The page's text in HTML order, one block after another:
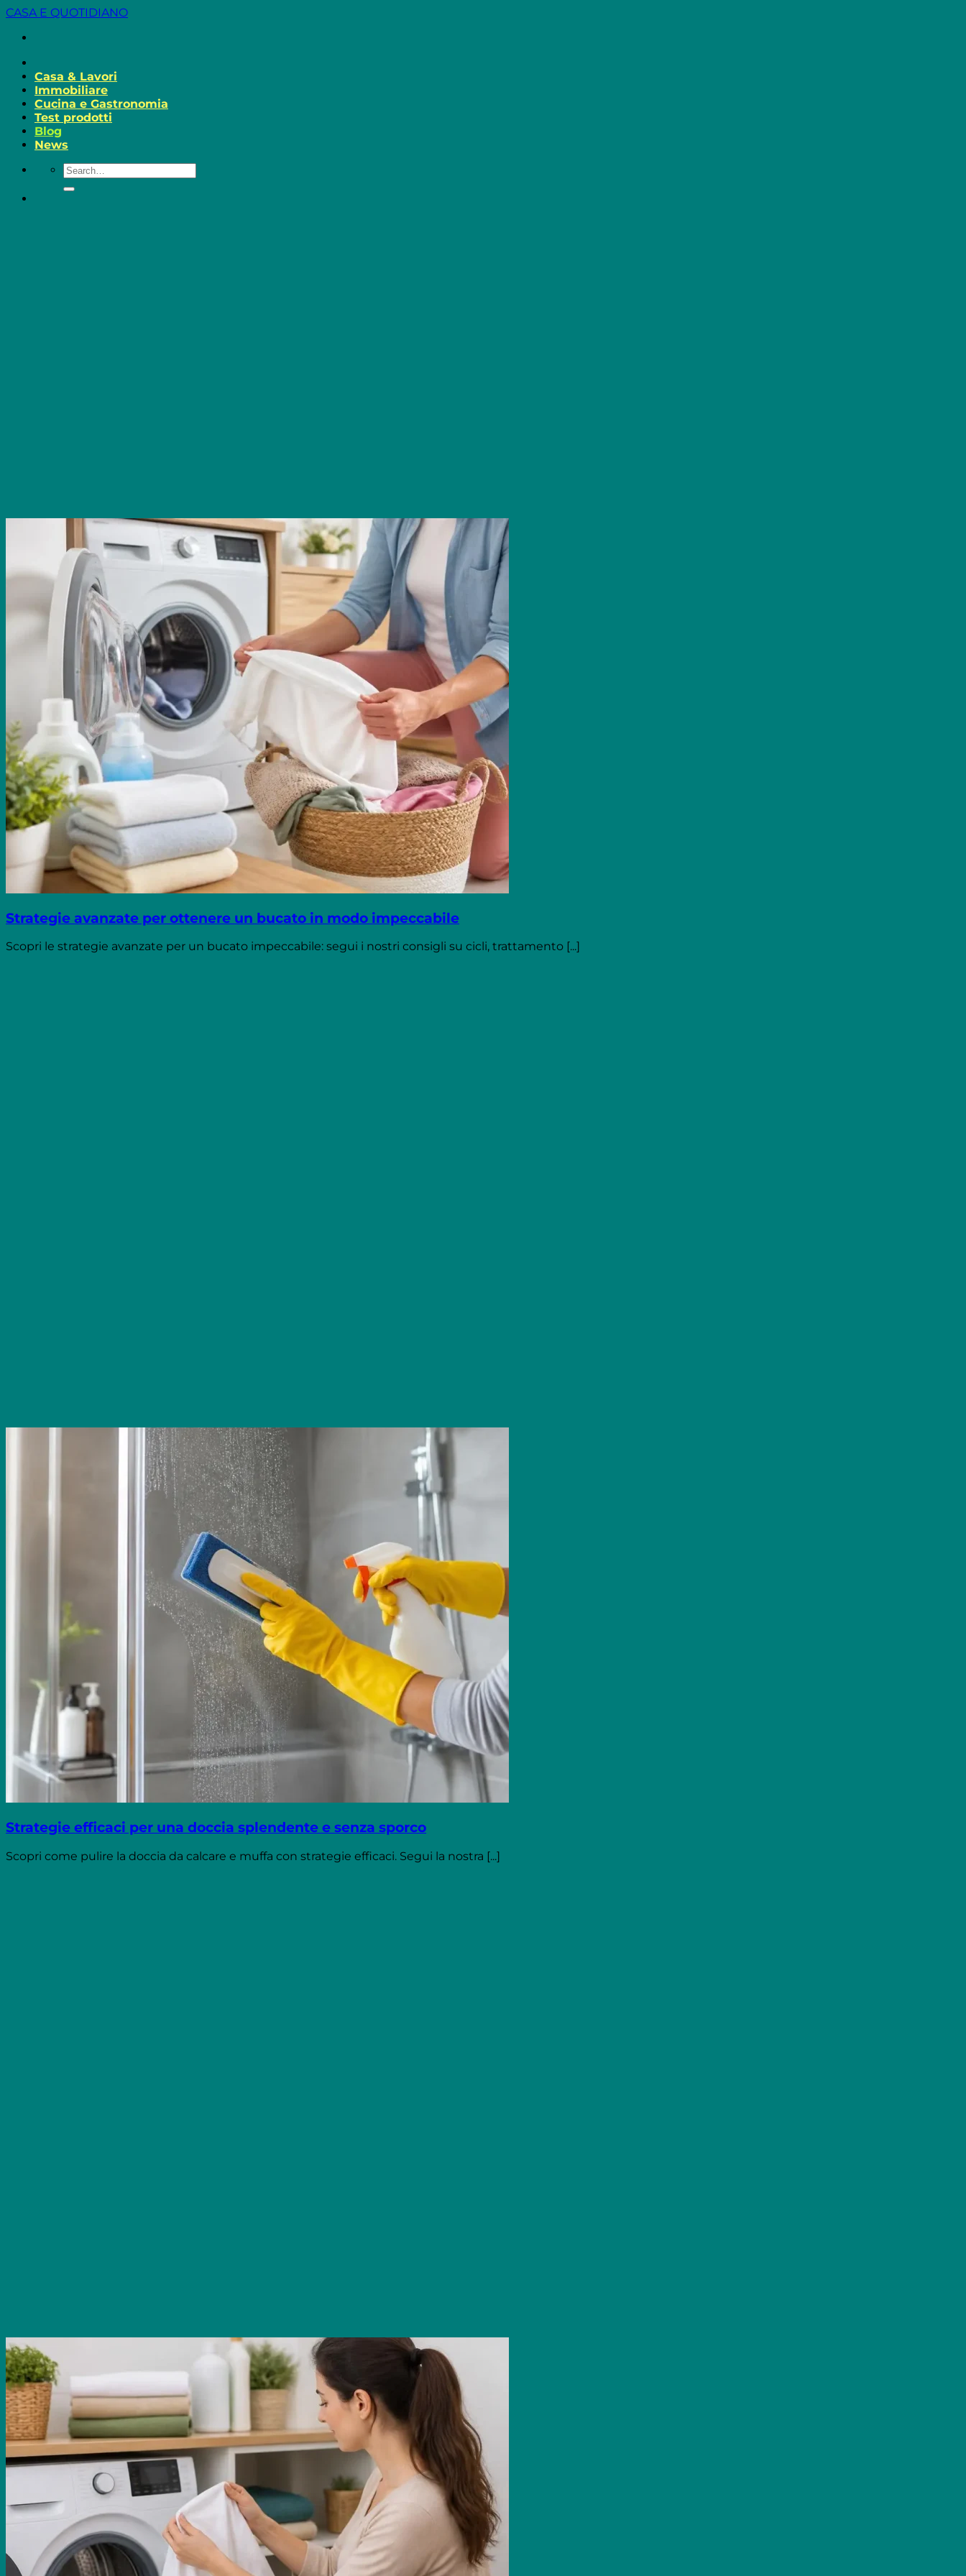
Salta
contenuti
CASA E QUOTIDIANO
Casa & Lavori
Immobiliare
Cucina e Gastronomia
Test prodotti
Blog
News
Strategie avanzate per ottenere un bucato in modo impeccabile
Scopri le strategie avanzate per un bucato impeccabile: segui i nostri consigli su cicli, trattamento [...]
Strategie efficaci per una doccia splendente e senza sporco
Scopri come pulire la doccia da calcare e muffa con strategie efficaci. Segui la nostra [...]